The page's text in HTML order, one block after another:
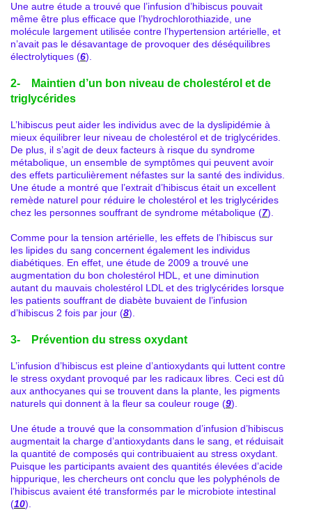
Une autre étude a trouvé que l’infusion d’hibiscus pouvait
même être plus efficace que l’hydrochlorothiazide, une
molécule largement utilisée contre l’hypertension artérielle, et
n’avait pas le désavantage de provoquer des déséquilibres
électrolytiques (6).
2- Maintien d’un bon niveau de cholestérol et de
triglycérides
L’hibiscus peut aider les individus avec de la dyslipidémie à
mieux équilibrer leur niveau de cholestérol et de triglycérides.
De plus, il s’agit de deux facteurs à risque du syndrome
métabolique, un ensemble de symptômes qui peuvent avoir
des effets particulièrement néfastes sur la santé des individus.
Une étude a montré que l’extrait d’hibiscus était un excellent
remède naturel pour réduire le cholestérol et les triglycérides
chez les personnes souffrant de syndrome métabolique (7).
Comme pour la tension artérielle, les effets de l’hibiscus sur
les lipides du sang concernent également les individus
diabétiques. En effet, une étude de 2009 a trouvé une
augmentation du bon cholestérol HDL, et une diminution
autant du mauvais cholestérol LDL et des triglycérides lorsque
les patients souffrant de diabète buvaient de l’infusion
d’hibiscus 2 fois par jour (8).
3- Prévention du stress oxydant
L’infusion d’hibiscus est pleine d’antioxydants qui luttent contre
le stress oxydant provoqué par les radicaux libres. Ceci est dû
aux anthocyanes qui se trouvent dans la plante, les pigments
naturels qui donnent à la fleur sa couleur rouge (9).
Une étude a trouvé que la consommation d’infusion d’hibiscus
augmentait la charge d’antioxydants dans le sang, et réduisait
la quantité de composés qui contribuaient au stress oxydant.
Puisque les participants avaient des quantités élevées d’acide
hippurique, les chercheurs ont conclu que les polyphénols de
l’hibiscus avaient été transformés par le microbiote intestinal
(10).